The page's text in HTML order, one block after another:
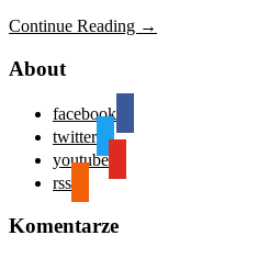
Continue Reading →
About
facebook
twitter
youtube
rss
Komentarze